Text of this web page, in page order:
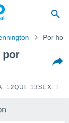
Por
por
12QUI. 13SEX. 14